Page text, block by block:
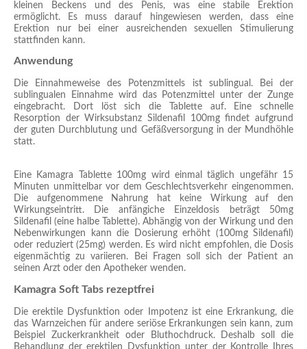
kleinen Beckens und des Penis, was eine stabile Erektion
ermöglicht. Es muss darauf hingewiesen werden, dass eine
Erektion nur bei einer ausreichenden sexuellen Stimulierung
stattfinden kann.
Anwendung
Die Einnahmeweise des Potenzmittels ist sublingual. Bei der
sublingualen Einnahme wird das Potenzmittel unter der Zunge
eingebracht. Dort löst sich die Tablette auf. Eine schnelle
Resorption der Wirksubstanz Sildenafil 100mg findet aufgrund
der guten Durchblutung und Gefäßversorgung in der Mundhöhle
statt.
Eine Kamagra Tablette 100mg wird einmal täglich ungefähr 15
Minuten unmittelbar vor dem Geschlechtsverkehr eingenommen.
Die aufgenommene Nahrung hat keine Wirkung auf den
Wirkungseintritt. Die anfängiche Einzeldosis beträgt 50mg
Sildenafil (eine halbe Tablette). Abhängig von der Wirkung und den
Nebenwirkungen kann die Dosierung erhöht (100mg Sildenafil)
oder reduziert (25mg) werden. Es wird nicht empfohlen, die Dosis
eigenmächtig zu variieren. Bei Fragen soll sich der Patient an
seinen Arzt oder den Apotheker wenden.
Kamagra Soft Tabs rezeptfrei
Die erektile Dysfunktion oder Impotenz ist eine Erkrankung, die
das Warnzeichen für andere seriöse Erkrankungen sein kann, zum
Beispiel Zuckerkrankheit oder Bluthochdruck. Deshalb soll die
Behandlung der erektilen Dysfunktion unter der Kontrolle Ihres